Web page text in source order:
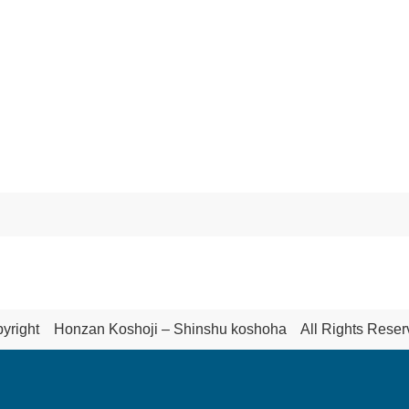
Honzan Koshoji – Shinshu koshoha All Rights